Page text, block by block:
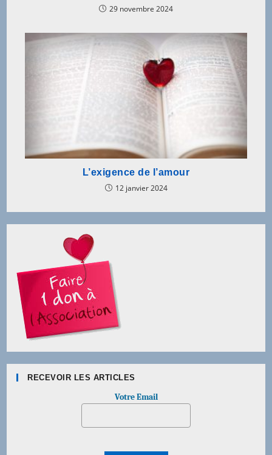
29 novembre 2024
L’exigence de l’amour
12 janvier 2024
RECEVOIR LES ARTICLES
Votre Email